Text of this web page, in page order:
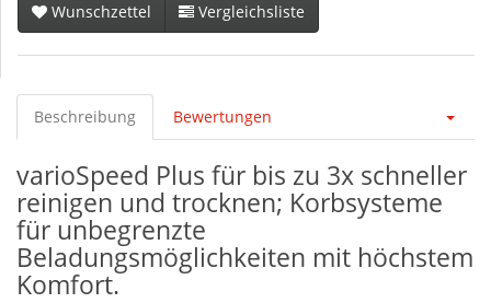
Wunschzettel Vergleichsliste
Beschreibung Bewertungen
varioSpeed Plus für bis zu 3x schneller
reinigen und trocknen; Korbsysteme
für unbegrenzte
Beladungsmöglichkeiten mit höchstem
Komfort.